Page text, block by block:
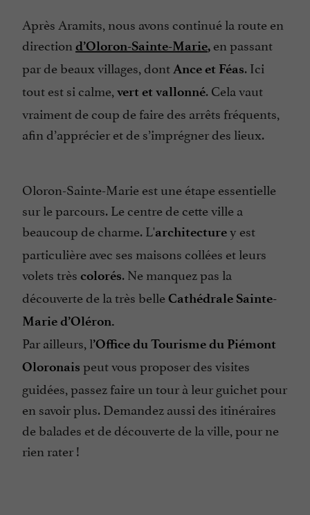
Après Aramits, nous avons continué la route en
direction d’Oloron-Sainte-Marie, en passant
par de beaux villages, dontAnce et Féas. Ici
tout est si calme, vert et vallonné. Cela vaut
vraiment de coup de faire des arrêts fréquents,
afin d’apprécier et de s’imprégner des lieux.
Oloron-Sainte-Marie est une étape essentielle
sur le parcours. Le centre de cette ville a
beaucoup de charme. L'architecturey est
particulière avec ses maisons collées et leurs
volets très colorés. Ne manquez pas la
découverte de la très belleCathédrale Sainte-
Marie d’Oléron.
Par ailleurs, l’Office du Tourisme du Piémont
Oloronais peut vous proposer des visites
guidées, passez faire un tour à leur guichet pour
en savoir plus. Demandez aussi des itinéraires
de balades et de découverte de la ville, pour ne
rien rater !